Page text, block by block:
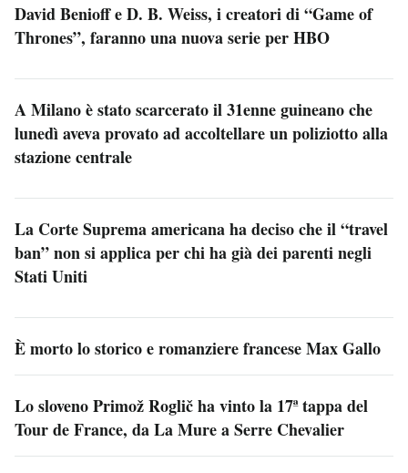
David Benioff e D. B. Weiss, i creatori di “Game of
Thrones”, faranno una nuova serie per HBO
A Milano è stato scarcerato il 31enne guineano che
lunedì aveva provato ad accoltellare un poliziotto alla
stazione centrale
La Corte Suprema americana ha deciso che il “travel
ban” non si applica per chi ha già dei parenti negli
Stati Uniti
È morto lo storico e romanziere francese Max Gallo
Lo sloveno Primož Roglič ha vinto la 17ª tappa del
Tour de France, da La Mure a Serre Chevalier